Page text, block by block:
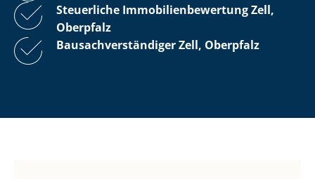
Steuerliche Im­mo­bi­li­en­be­wer­tungZell,
Oberpfalz
Bau­sach­ver­stän­di­ger Zell, Oberpfalz